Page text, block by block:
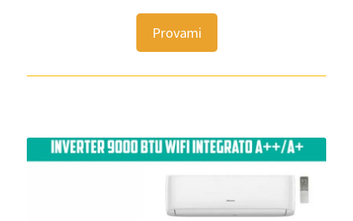
Provami